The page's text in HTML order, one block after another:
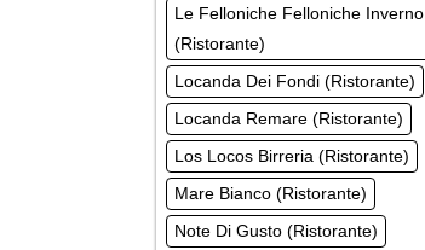
Le Felloniche Felloniche Inverno
(Ristorante)
Locanda Dei Fondi (Ristorante)
Locanda Remare (Ristorante)
Los Locos Birreria (Ristorante)
Mare Bianco (Ristorante)
Note Di Gusto (Ristorante)